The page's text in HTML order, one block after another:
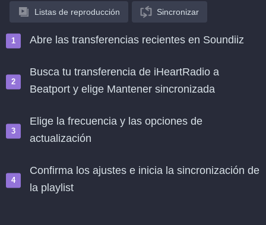
Listas de reproducción Sincronizar
Abre las transferencias recientes en Soundiiz
Busca tu transferencia de iHeartRadio a
Beatport y elige Mantener sincronizada
Elige la frecuencia y las opciones de
actualización
Confirma los ajustes e inicia la sincronización de
la playlist